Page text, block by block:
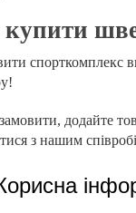
спорткомплекс
додайте
з нашим